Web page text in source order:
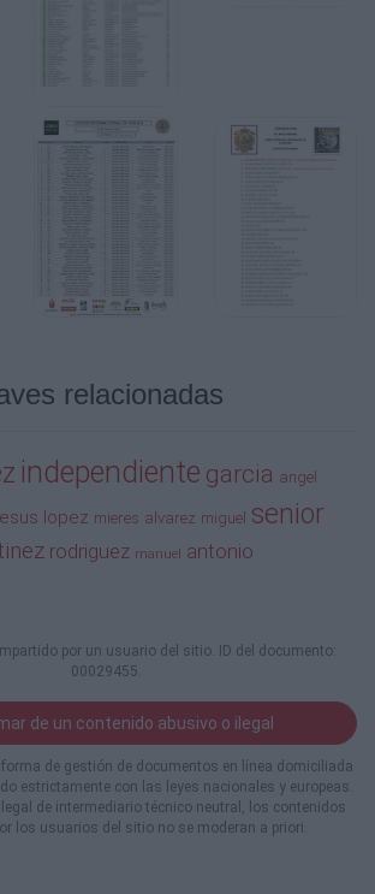
GABRIEL
DESNIVEL %
DAVID
LUIS AMADO
relacionadas
independiente garcia angel
lopez mieres alvarez miguel senior
rodriguez manuel antonio
por un usuario del sitio. ID del documento:
00029455.
de un contenido abusivo o ilegal
de gestión de documentos en línea domiciliada
estrictamente con las leyes nacionales y europeas.
de intermediario técnico neutral, los contenidos
los usuarios del sitio no se moderan a priori.